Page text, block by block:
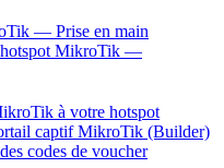
— Prise en main
hotspot MikroTik —
à votre hotspot
captif MikroTik (Builder)
codes de voucher